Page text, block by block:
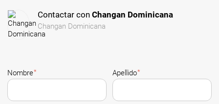
Contactar con Changan Dominicana
Changan Dominicana
Nombre* Apellido*